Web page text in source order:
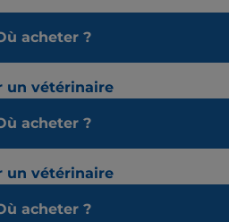
acheter ?
un vétérinaire
acheter ?
un vétérinaire
acheter ?